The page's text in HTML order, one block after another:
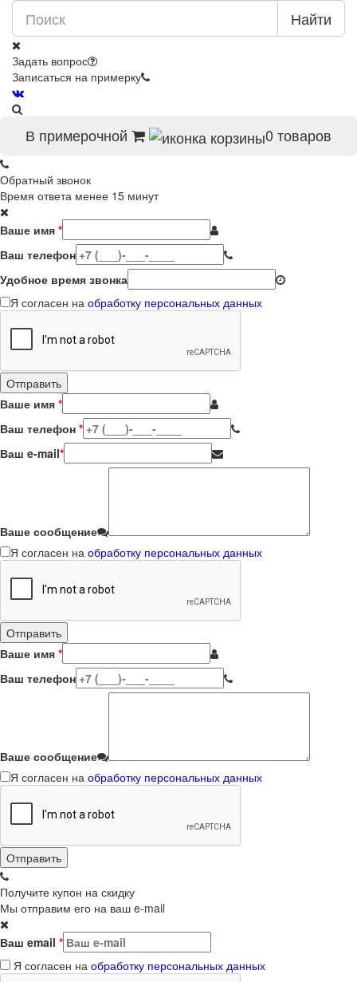
Найти
Задать вопрос
Записаться на примерку
В примерочной 0 товаров
Обратный звонок
Время ответа менее 15 минут
Ваше имя *
Ваш телефон
Удобное время звонка
Я согласен на обработку персональных данных
Ваше имя *
Ваш телефон *
Ваш e-mail*
Ваше сообщение
Я согласен на обработку персональных данных
Ваше имя *
Ваш телефон
Ваше сообщение
Я согласен на обработку персональных данных
Получите купон на скидку
Мы отправим его на ваш e-mail
Ваш email *
Я согласен на обработку персональных данных